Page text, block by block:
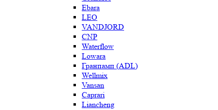
Ebara
LEO
VANDJORD
CNP
Waterflow
Lowara
Гранпамп (ADL)
Wellmix
Vansan
Caprari
Liancheng